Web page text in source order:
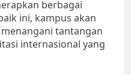
berbagai
ini, kampus akan
tantangan
internasional yang